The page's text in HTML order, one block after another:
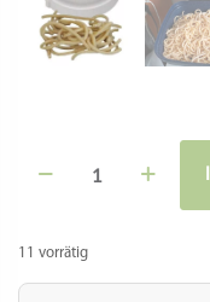
11 vorrätig
POM
3,5
für